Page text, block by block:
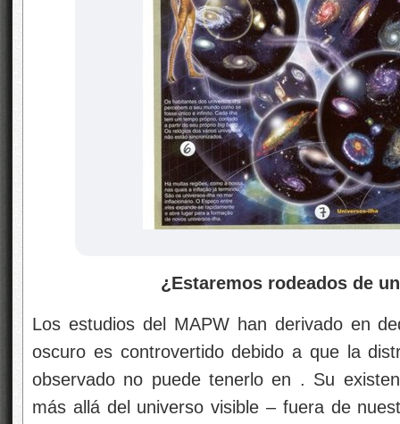
¿Estaremos rodeados de
Los estudios del MAPW han derivado en
oscuro es controvertido debido a que la
observado no puede tenerlo en . Su
más allá del universo visible – fuera de